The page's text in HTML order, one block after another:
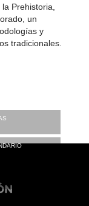
Prehistoria,
un
y
tradicionales.